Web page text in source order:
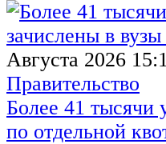
Августа 2026
Правительство
Более 41 тысячи
по отдельной